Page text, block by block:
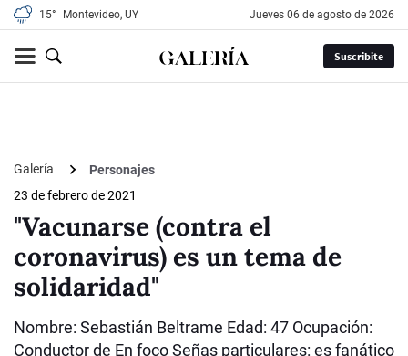
15° Montevideo, UY jueves 06 de agosto de 2026
Suscribite
Galería
Personajes
23 de febrero de 2021
"Vacunarse (contra el
coronavirus) es un tema de
solidaridad"
Nombre: Sebastián Beltrame Edad: 47 Ocupación:
Conductor de En foco Señas particulares: es fanático